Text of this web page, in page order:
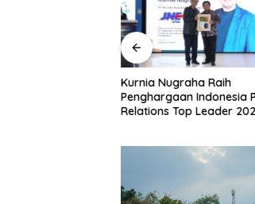
Kurnia Nugraha Raih
Penghargaan Indonesia
Relations Top Leader